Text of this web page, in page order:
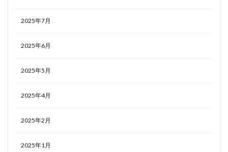
2025年7月
2025年6月
2025年5月
2025年4月
2025年2月
2025年1月